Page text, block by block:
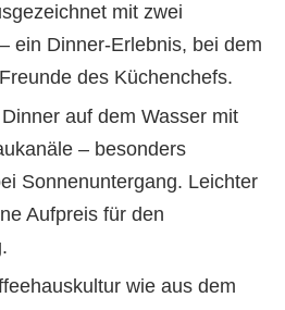
mit zwei
ein Dinner-Erlebnis, bei dem
des Küchenchefs.
Dinner auf dem Wasser mit
– besonders
Sonnenuntergang. Leichter
Aufpreis für den
wie aus dem